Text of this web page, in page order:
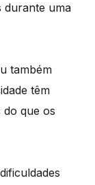
durante uma
também
têm
do que os